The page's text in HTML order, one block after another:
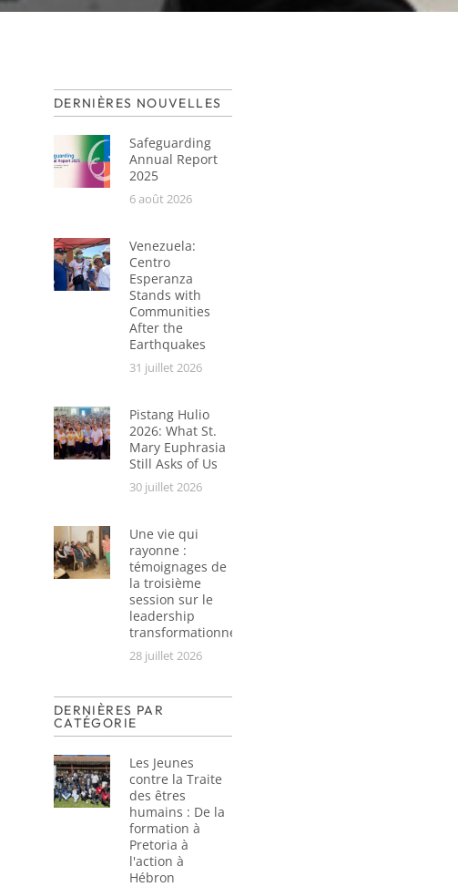
DERNIÈRES NOUVELLES
Safeguarding
Annual Report
2025
6 août 2026
Venezuela:
Centro
Esperanza
Stands with
Communities
After the
Earthquakes
31 juillet 2026
Pistang Hulio
2026: What St.
Mary Euphrasia
Still Asks of Us
30 juillet 2026
Une vie qui
rayonne :
témoignages de
la troisième
session sur le
leadership
transformationnel
28 juillet 2026
DERNIÈRES PAR
CATÉGORIE
Les Jeunes
contre la Traite
des êtres
humains : De la
formation à
Pretoria à
l'action à
Hébron